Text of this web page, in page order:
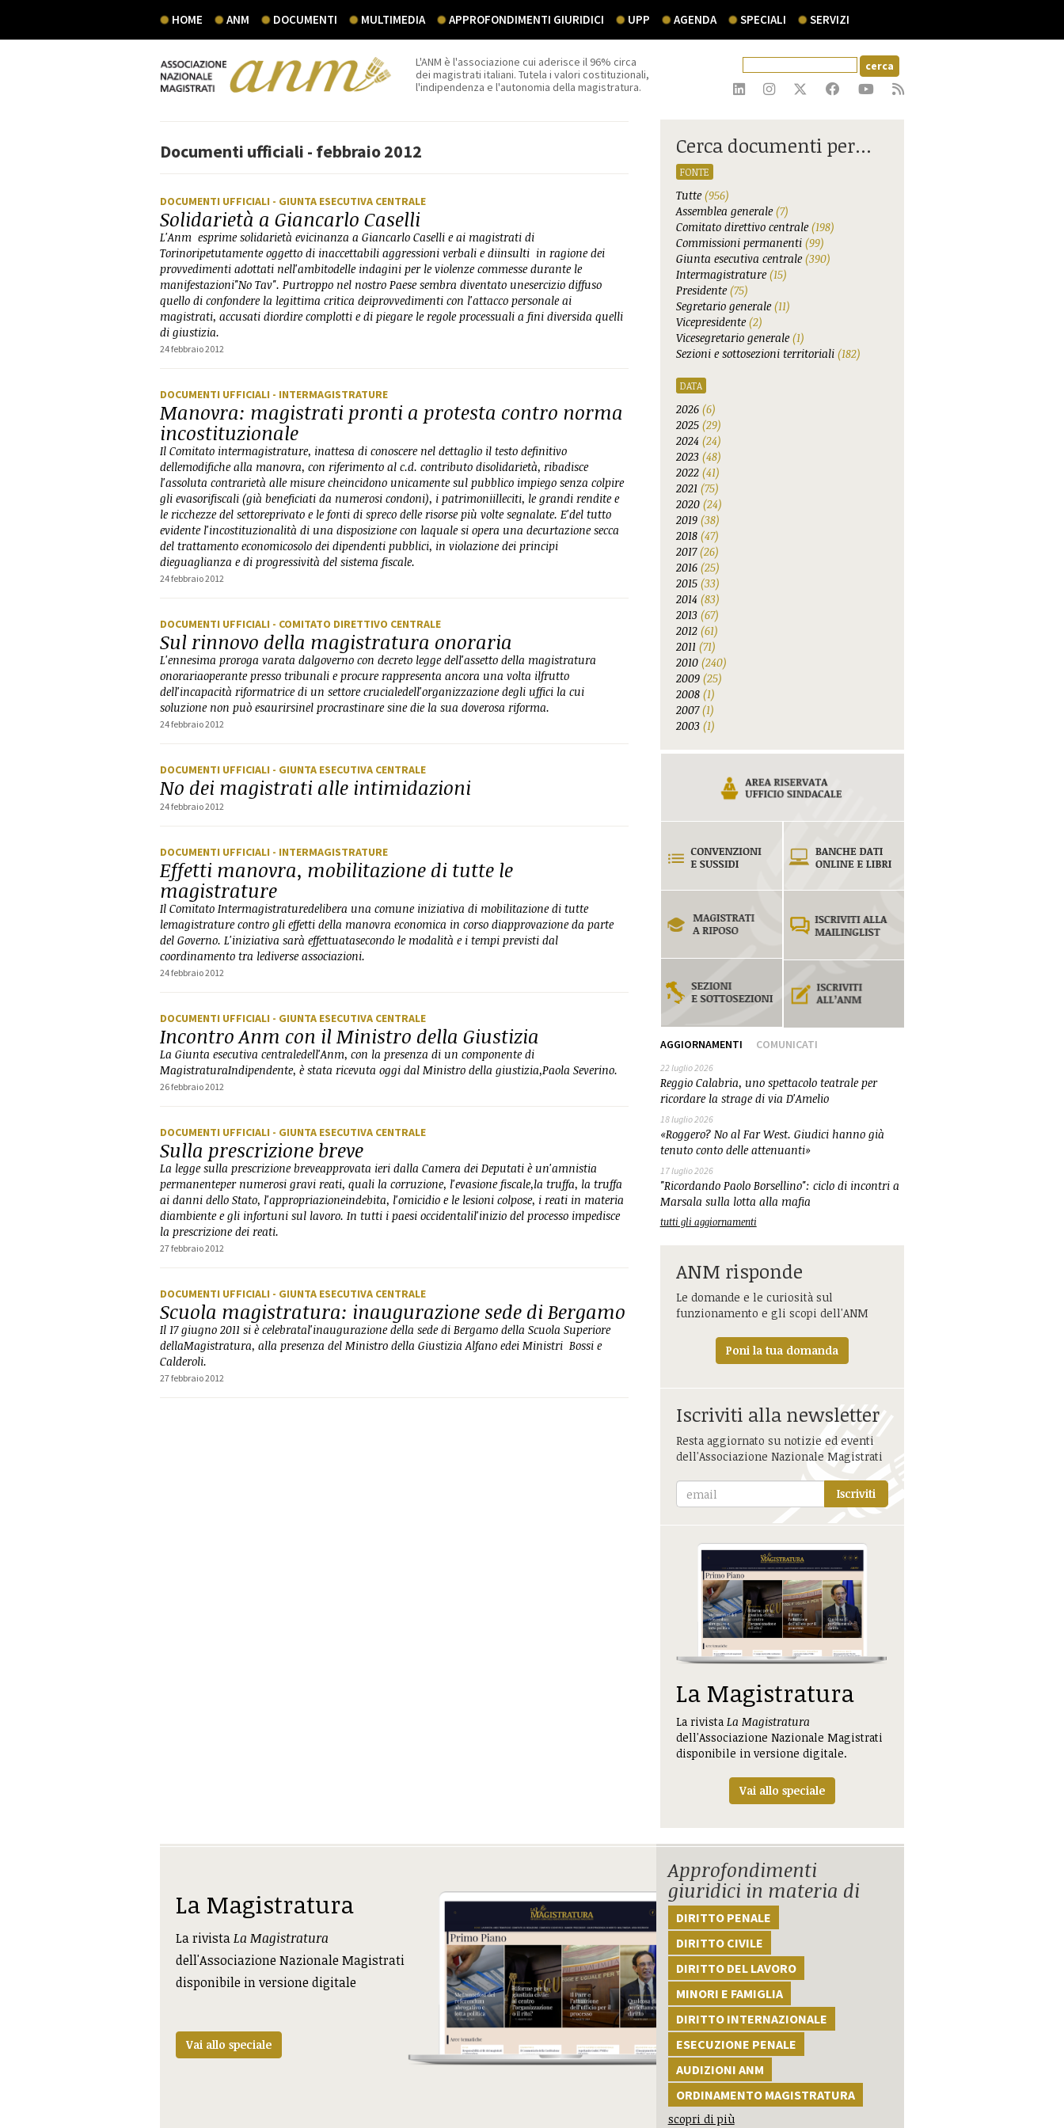
HOME ANM DOCUMENTI MULTIMEDIA APPROFONDIMENTI GIURIDICI UPP AGENDA SPECIALI SERVIZI
L'ANM è l'associazione cui aderisce il 96% circa
dei magistrati italiani. Tutela i valori costituzionali,
l'indipendenza e l'autonomia della magistratura.
Documenti ufficiali - febbraio 2012
DOCUMENTI UFFICIALI - GIUNTA ESECUTIVA CENTRALE
Solidarietà a Giancarlo Caselli
L'Anm esprime solidarietà evicinanza a Giancarlo Caselli e ai magistrati di
Torinoripetutamente oggetto di inaccettabili aggressioni verbali e diinsulti in ragione dei
provvedimenti adottati nell'ambitodelle indagini per le violenze commesse durante le
manifestazioni"No Tav". Purtroppo nel nostro Paese sembra diventato unesercizio diffuso
quello di confondere la legittima critica deiprovvedimenti con l'attacco personale ai
magistrati, accusati diordire complotti e di piegare le regole processuali a fini diversida quelli
di giustizia.
24 febbraio 2012
DOCUMENTI UFFICIALI - INTERMAGISTRATURE
Manovra: magistrati pronti a protesta contro norma
incostituzionale
Il Comitato intermagistrature, inattesa di conoscere nel dettaglio il testo definitivo
dellemodifiche alla manovra, con riferimento al c.d. contributo disolidarietà, ribadisce
l'assoluta contrarietà alle misure cheincidono unicamente sul pubblico impiego senza colpire
gli evasorifiscali (già beneficiati da numerosi condoni), i patrimoniilleciti, le grandi rendite e
le ricchezze del settoreprivato e le fonti di spreco delle risorse più volte segnalate. E'del tutto
evidente l'incostituzionalità di una disposizione con laquale si opera una decurtazione secca
del trattamento economicosolo dei dipendenti pubblici, in violazione dei principi
dieguaglianza e di progressività del sistema fiscale.
24 febbraio 2012
DOCUMENTI UFFICIALI - COMITATO DIRETTIVO CENTRALE
Sul rinnovo della magistratura onoraria
L'ennesima proroga varata dalgoverno con decreto legge dell'assetto della magistratura
onorariaoperante presso tribunali e procure rappresenta ancora una volta ilfrutto
dell'incapacità riformatrice di un settore crucialedell'organizzazione degli uffici la cui
soluzione non può esaurirsinel procrastinare sine die la sua doverosa riforma.
24 febbraio 2012
DOCUMENTI UFFICIALI - GIUNTA ESECUTIVA CENTRALE
No dei magistrati alle intimidazioni
24 febbraio 2012
DOCUMENTI UFFICIALI - INTERMAGISTRATURE
Effetti manovra, mobilitazione di tutte le
magistrature
Il Comitato Intermagistraturedelibera una comune iniziativa di mobilitazione di tutte
lemagistrature contro gli effetti della manovra economica in corso diapprovazione da parte
del Governo. L'iniziativa sarà effettuatasecondo le modalità e i tempi previsti dal
coordinamento tra lediverse associazioni.
24 febbraio 2012
DOCUMENTI UFFICIALI - GIUNTA ESECUTIVA CENTRALE
Incontro Anm con il Ministro della Giustizia
La Giunta esecutiva centraledell'Anm, con la presenza di un componente di
MagistraturaIndipendente, è stata ricevuta oggi dal Ministro della giustizia,Paola Severino.
26 febbraio 2012
DOCUMENTI UFFICIALI - GIUNTA ESECUTIVA CENTRALE
Sulla prescrizione breve
La legge sulla prescrizione breveapprovata ieri dalla Camera dei Deputati è un'amnistia
permanenteper numerosi gravi reati, quali la corruzione, l'evasione fiscale,la truffa, la truffa
ai danni dello Stato, l'appropriazioneindebita, l'omicidio e le lesioni colpose, i reati in materia
diambiente e gli infortuni sul lavoro. In tutti i paesi occidentalil'inizio del processo impedisce
la prescrizione dei reati.
27 febbraio 2012
DOCUMENTI UFFICIALI - GIUNTA ESECUTIVA CENTRALE
Scuola magistratura: inaugurazione sede di Bergamo
Il 17 giugno 2011 si è celebratal'inaugurazione della sede di Bergamo della Scuola Superiore
dellaMagistratura, alla presenza del Ministro della Giustizia Alfano edei Ministri Bossi e
Calderoli.
27 febbraio 2012
Cerca documenti per...
FONTE
Tutte(956)
Assemblea generale(7)
Comitato direttivo centrale(198)
Commissioni permanenti (99)
Giunta esecutiva centrale(390)
Intermagistrature(15)
Presidente(75)
Segretario generale(11)
Vicepresidente(2)
Vicesegretario generale(1)
Sezioni e sottosezioni territoriali (182)
DATA
2026 (6)
2025 (29)
2024 (24)
2023 (48)
2022 (41)
2021 (75)
2020 (24)
2019 (38)
2018 (47)
2017(26)
2016 (25)
2015 (33)
2014 (83)
2013 (67)
2012 (61)
2011 (71)
2010 (240)
2009 (25)
2008 (1)
2007(1)
2003 (1)
AGGIORNAMENTI COMUNICATI
22 luglio 2026
Reggio Calabria, uno spettacolo teatrale per
ricordare la strage di via D'Amelio
18 luglio 2026
«Roggero? No al Far West. Giudici hanno già
tenuto conto delle attenuanti»
17 luglio 2026
"Ricordando Paolo Borsellino": ciclo di incontri a
Marsala sulla lotta alla mafia
tutti gli aggiornamenti
ANM risponde
Le domande e le curiosità sul
funzionamento e gli scopi dell'ANM
Poni la tua domanda
Iscriviti alla newsletter
Resta aggiornato su notizie ed eventi
dell'Associazione Nazionale Magistrati
Iscriviti
La Magistratura
La rivista La Magistratura
dell'Associazione Nazionale Magistrati
disponibile in versione digitale.
Vai allo speciale
La Magistratura
La rivistaLa Magistratura
dell'Associazione Nazionale Magistrati
disponibile in versione digitale
Vai allo speciale
Approfondimenti
giuridici in materia di
DIRITTO PENALE
DIRITTO CIVILE
DIRITTO DEL LAVORO
MINORI E FAMIGLIA
DIRITTO INTERNAZIONALE
ESECUZIONE PENALE
AUDIZIONI ANM
ORDINAMENTO MAGISTRATURA
scopri di più